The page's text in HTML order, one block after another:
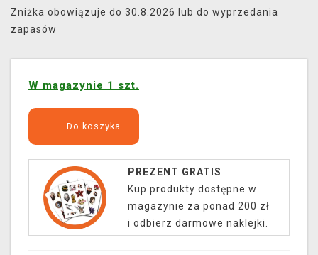
Zniżka obowiązuje do 30.8.2026 lub do wyprzedania
zapasów
W magazynie 1 szt.
Do koszyka
PREZENT GRATIS
Kup produkty dostępne w
magazynie za ponad 200 zł
i odbierz darmowe naklejki.